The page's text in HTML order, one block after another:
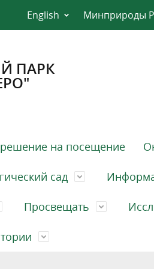
English Минприроды
ПАРК
на посещение
сад
Просвещать